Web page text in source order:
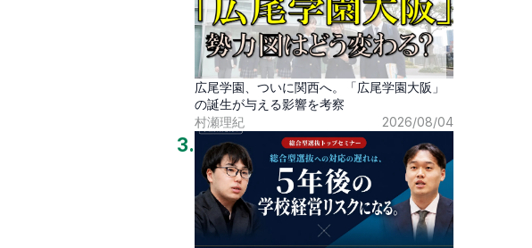
広尾学園、ついに関西へ。「広尾学園大阪」
の誕生が与える影響を考察
村瀬理紀
2026/08/04
3.